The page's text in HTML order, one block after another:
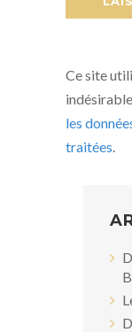
Ce site
les
traitées.